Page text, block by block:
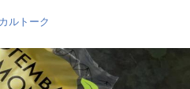
ルトーク